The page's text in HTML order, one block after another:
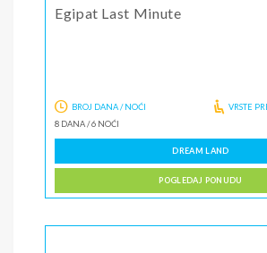
Egipat Last Minute
BROJ DANA / NOĆI
8 DANA/6 NOĆI
VRSTE
DREAM LAND
POGLEDAJ PONUDU